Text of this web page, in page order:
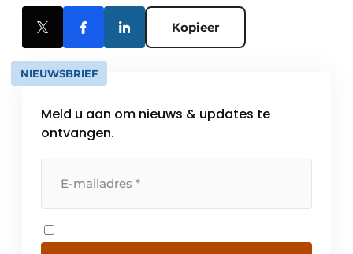
Kopieer
NIEUWSBRIEF
Meld u aan om nieuws & updates te
ontvangen.